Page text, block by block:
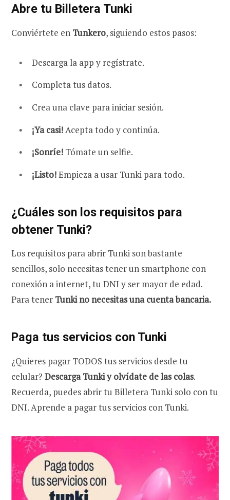
Abre tu Billetera Tunki
Conviértete en Tunkero, siguiendo estos pasos:
Descarga la app y regístrate.
Completa tus datos.
Crea una clave para iniciar sesión.
¡Ya casi!Acepta todo y continúa.
¡Sonríe! Tómate un selfie.
¡Listo!Empieza a usar Tunki para todo.
¿Cuáles son los requisitos para
obtener Tunki?
Los requisitos para abrir Tunki son bastante
sencillos, solo necesitas tener un smartphone con
conexión a internet, tu DNI y ser mayor de edad.
Para tener Tunki no necesitas una cuenta bancaria.
Paga tus servicios con Tunki
¿Quieres pagar TODOS tus servicios desde tu
celular? Descarga Tunki y olvídate de las colas.
Recuerda, puedes abrir tu Billetera Tunki solo con tu
DNI. Aprende a pagar tus servicios con Tunki.